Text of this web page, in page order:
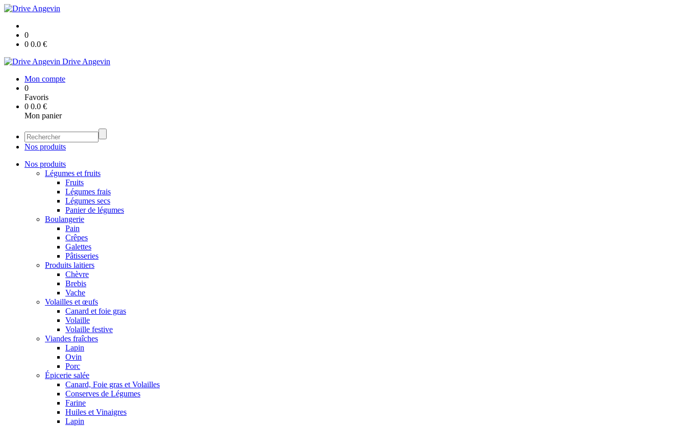
0
0 0.0 €
Drive Angevin
Mon compte
0
Favoris
0 0.0 €
Mon panier
Nos produits
Nos produits
Légumes et fruits
Fruits
Légumes frais
Légumes secs
Panier de légumes
Boulangerie
Pain
Crêpes
Galettes
Pâtisseries
Produits laitiers
Chèvre
Brebis
Vache
Volailles et œufs
Canard et foie gras
Volaille
Volaille festive
Viandes fraîches
Lapin
Ovin
Porc
Épicerie salée
Canard, Foie gras et Volailles
Conserves de Légumes
Farine
Huiles et Vinaigres
Lapin